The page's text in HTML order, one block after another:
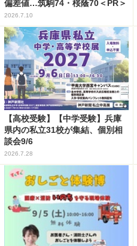
偏差値…筑駒74・桜蔭70＜PR＞
2026.7.10
【高校受験】【中学受験】兵庫
県内の私立31校が集結、個別相
談会9/6
2026.7.28